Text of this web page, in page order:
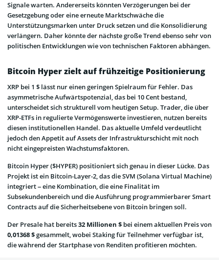
Signale warten. Andererseits könnten Verzögerungen bei der
Gesetzgebung oder eine erneute Marktschwäche die
Unterstützungsmarken unter Druck setzen und die Konsolidierung
verlängern. Daher könnte der nächste große Trend ebenso sehr von
politischen Entwicklungen wie von technischen Faktoren abhängen.
Bitcoin Hyper zielt auf frühzeitige Positionierung
XRP bei 1 $ lässt nur einen geringen Spielraum für Fehler. Das
asymmetrische Aufwärtspotenzial, das bei 10 Cent bestand,
unterscheidet sich strukturell vom heutigen Setup. Trader, die über
XRP-ETFs in regulierte Vermögenswerte investieren, nutzen bereits
diesen institutionellen Handel. Das aktuelle Umfeld verdeutlicht
jedoch den Appetit auf Assets der Infrastrukturschicht mit noch
nicht eingepreisten Wachstumsfaktoren.
Bitcoin Hyper ($HYPER) positioniert sich genau in dieser Lücke. Das
Projekt ist ein Bitcoin-Layer-2, das die SVM (Solana Virtual Machine)
integriert – eine Kombination, die eine Finalität im
Subsekundenbereich und die Ausführung programmierbarer Smart
Contracts auf die Sicherheitsebene von Bitcoin bringen soll.
Der Presale hat bereits32 Millionen $ bei einem aktuellen Preis von
0,01368 $gesammelt, wobei Staking für Teilnehmer verfügbar ist,
die während der Startphase von Renditen profitieren möchten.